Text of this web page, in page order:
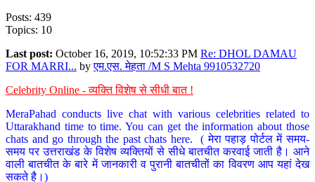
Posts: 439
Topics: 10
Last post: October 16, 2019, 10:52:33 PM Re: DHOL DAMAU
FOR MARRI... byएम.एस. मेहता /M S Mehta 9910532720
Celebrity Online - व्यक्ति विशेष से सीधी बात !
MeraPahad conducts live chat with various celebrities related to
Uttarakhand time to time. You can get the information about those
chats and go through the past chats here. ( मेरा पहाड़ पोर्टल में समय-
समय पर उत्तराखंड के विशेष व्यक्तियों से सीधे बातचीत करवाई जाती है। आने
वाली बातचीत के बारे में जानकारी व पुरानी बातचीतों का विवरण आप यहां देख
सकते है।)